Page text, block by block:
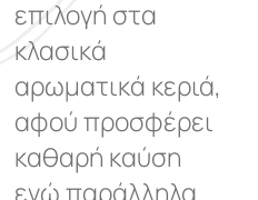
επιλογή στα
κλασικά
αρωματικά κεριά,
αφού προσφέρει
καθαρή καύση
ενώ παράλληλα